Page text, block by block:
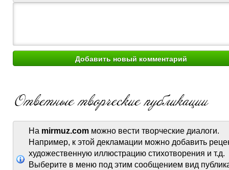
На mirmuz.com можно вести творческие диалоги.
Например, к этой декламации можно добавить
художественную иллюстрацию стихотворения и т.д.
Выберите в меню под этим сообщением вид